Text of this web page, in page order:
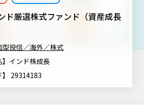
ー
案内
のご案内
ィ
営
トについて
ついてTOP
ド厳選株式ファンド（資産成長
型投信／海外／株式
】インド株成長
】 29314183